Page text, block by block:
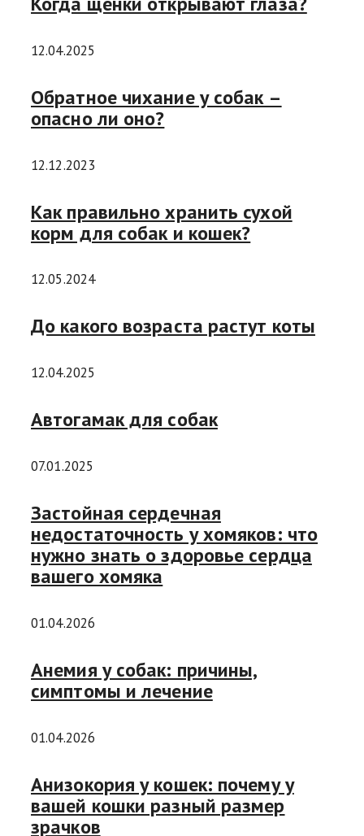
12.04.2025
Обратное чихание у собак –
опасно ли оно?
12.12.2023
Как правильно хранить сухой
корм для собак и кошек?
12.05.2024
До какого возраста растут коты
12.04.2025
Автогамак для собак
07.01.2025
Застойная сердечная
недостаточность у хомяков: что
нужно знать о здоровье сердца
вашего хомяка
01.04.2026
Анемия у собак: причины,
симптомы и лечение
01.04.2026
Анизокория у кошек: почему у
вашей кошки разный размер
зрачков